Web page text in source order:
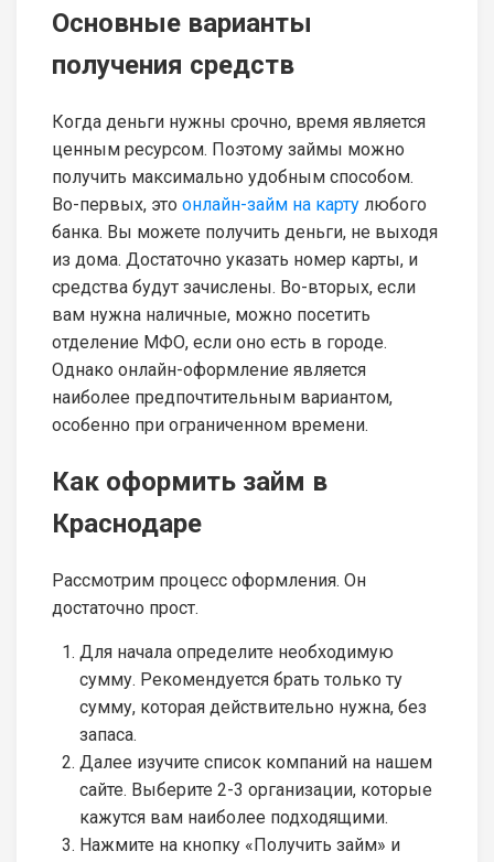
Основные варианты
получения средств
Когда деньги нужны срочно, время является
ценным ресурсом. Поэтому займы можно
получить максимально удобным способом.
Во-первых, это онлайн-займ на карту любого
банка. Вы можете получить деньги, не выходя
из дома. Достаточно указать номер карты, и
средства будут зачислены. Во-вторых, если
вам нужна наличные, можно посетить
отделение МФО, если оно есть в городе.
Однако онлайн-оформление является
наиболее предпочтительным вариантом,
особенно при ограниченном времени.
Как оформить займ в
Краснодаре
Рассмотрим процесс оформления. Он
достаточно прост.
Для начала определите необходимую
сумму. Рекомендуется брать только ту
сумму, которая действительно нужна, без
запаса.
Далее изучите список компаний на нашем
сайте. Выберите 2-3 организации, которые
кажутся вам наиболее подходящими.
Нажмите на кнопку «Получить займ» и